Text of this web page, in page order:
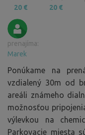
20 € 20 €
prenajíma:
Marek
Ponúkame na
vzdialený 30m od
areáli známeho
možnosťou
výlevkou na
Parkovacie miesta